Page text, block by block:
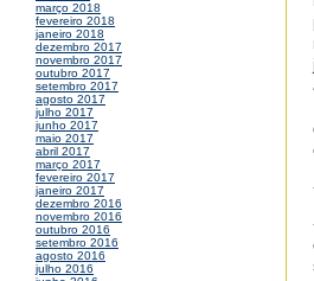
março 2018
fevereiro 2018
janeiro 2018
dezembro 2017
novembro 2017
outubro 2017
setembro 2017
agosto 2017
julho 2017
junho 2017
maio 2017
abril 2017
março 2017
fevereiro 2017
janeiro 2017
dezembro 2016
novembro 2016
outubro 2016
setembro 2016
agosto 2016
julho 2016